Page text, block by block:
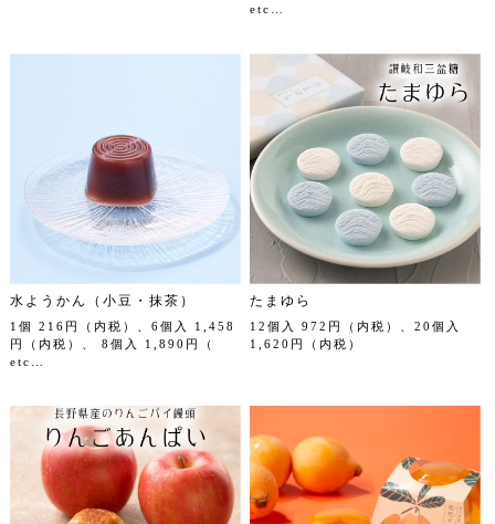
etc…
水ようかん（小豆・抹茶）
1個 216円（内税）、6個入 1,458
円（内税）、 8個入 1,890円（
etc…
たまゆら
12個入 972円（内税）、20個入
1,620円（内税）